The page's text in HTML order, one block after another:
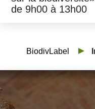
de 9h00 à 13h00
BiodivLabel